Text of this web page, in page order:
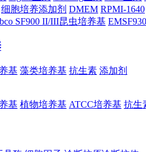
细胞培养添加剂 DMEM RPMI-1640
SF900 II/III昆虫培养基
基 藻类培养基 抗生素 添加剂
基 植物培养基 ATCC培养基 抗生